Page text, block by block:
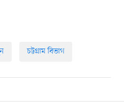
চট্টগ্রাম বিভাগ